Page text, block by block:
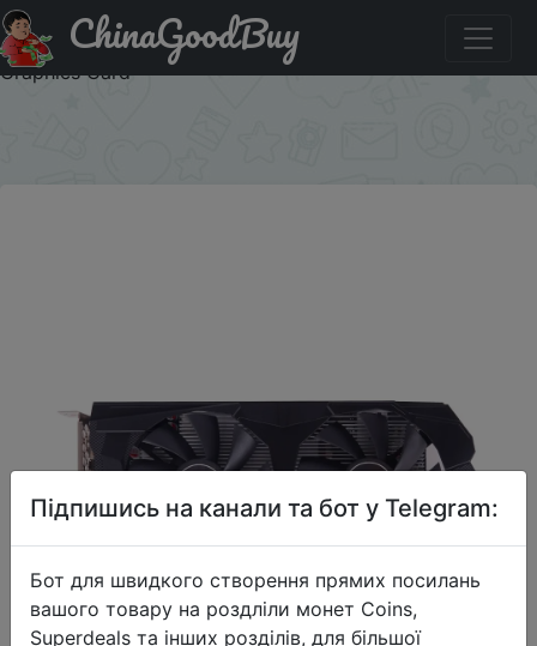
Знижка на ELSA RX560XT 8GB 256Bit Graphics Cards For
RX 560 Series Cards GDDR5 Desk Computer Gaming
Graphics Card
ChinaGoodBuy
Підпишись на канали та бот у Telegram:
Бот для швидкого створення прямих посилань
вашого товару на роздліли монет Coins,
Superdeals та інших розділів, для більшої